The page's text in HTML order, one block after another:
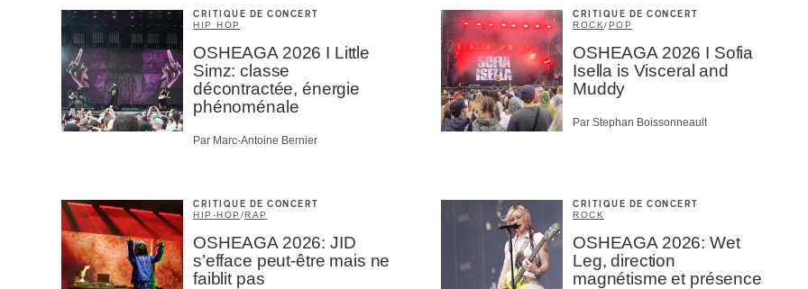
CRITIQUE DE CONCERT
HIP HOP
OSHEAGA 2026 I Little
Simz: classe
décontractée, énergie
phénoménale
Par Marc-Antoine Bernier
CRITIQUE DE CONCERT
ROCK/POP
OSHEAGA 2026 I Sofia
Isella is Visceral and
Muddy
Par Stephan Boissonneault
CRITIQUE DE CONCERT
HIP-HOP /RAP
OSHEAGA 2026: JID
s’efface peut-être mais ne
faiblit pas
CRITIQUE DE CONCERT
ROCK
OSHEAGA 2026: Wet
Leg, direction
magnétisme et présence